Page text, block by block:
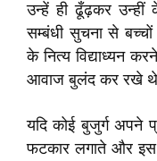
उन्हें ही ढूँढ़कर
सम्बंधी सुचना से
के नित्य विद्याध्यन
आवाज बुलंद कर रखे
यदि कोई बुजुर्ग अपने
फटकार लगाते और